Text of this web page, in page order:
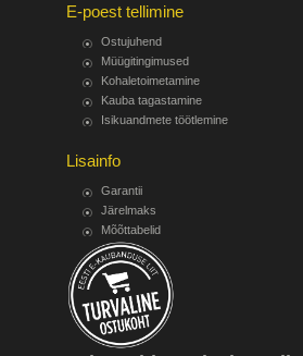
E-poest tellimine
Ostujuhend
Müügitingimused
Kohaletoimetamine
Kauba tagastamine
Isikuandmete töötlemine
Lisainfo
Garantii
Järelmaks
Mõõttabelid